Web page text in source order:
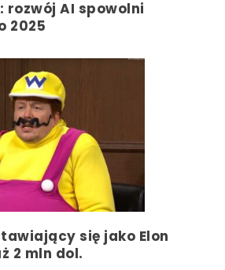
rozwój AI spowolni
2025
się jako Elon
2 mln dol.